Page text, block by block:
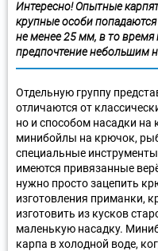
Интересно! Опытные
крупные особи
не менее 25 мм, в то
предпочтение небольшим
Отдельную группу
отличаются от
но и способом насадки
минибойлы на крючок,
специальные
имеются привязанные
нужно просто зацепить
изготовления приманки,
изготовить из кусков
маленькую насадку.
карпа в холодной воде,